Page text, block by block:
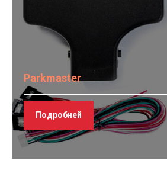
Parkmaster
Подробней